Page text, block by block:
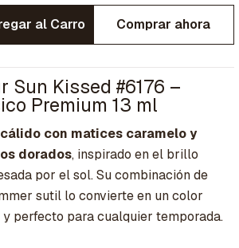
al Carro Comprar ahora
Sun Kissed #6176 –
Premium 13 ml
con matices caramelo y
dorados, inspirado en el brillo
por el sol. Su combinación de
sutil lo convierte en un color
perfecto para cualquier temporada.